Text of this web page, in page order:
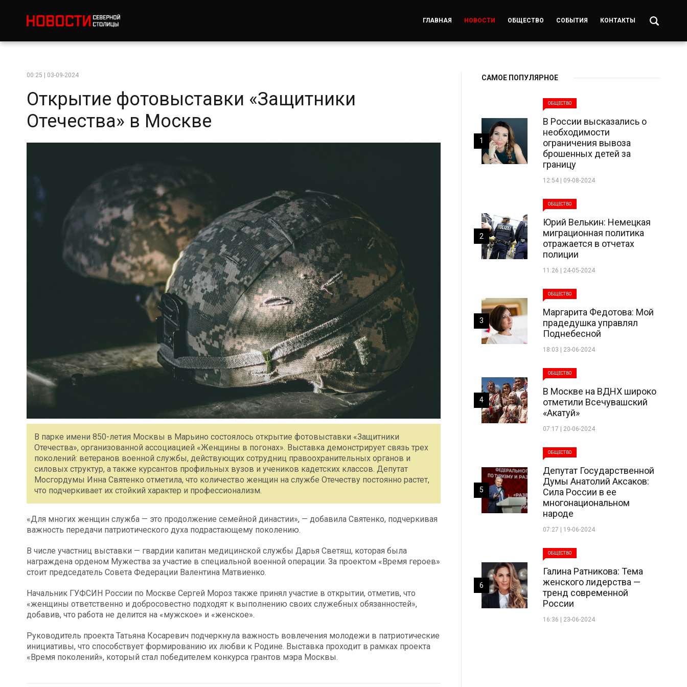
ГЛАВНАЯ НОВОСТИ ОБЩЕСТВО СОБЫТИЯ КОНТАКТЫ
00:25 | 03-09-2024
Открытие фотовыставки «Защитники
Отечества» в Москве
В парке имени 850-летия Москвы в Марьино состоялось открытие фотовыставки «Защитники
Отечества», организованной ассоциацией «Женщины в погонах». Выставка демонстрирует связь трех
поколений: ветеранов военной службы, действующих сотрудниц правоохранительных органов и
силовых структур, а также курсантов профильных вузов и учеников кадетских классов. Депутат
Мосгордумы Инна Святенко отметила, что количество женщин на службе Отечеству постоянно растет,
что подчеркивает их стойкий характер и профессионализм.
«Для многих женщин служба — это продолжение семейной династии», — добавила Святенко, подчеркивая
важность передачи патриотического духа подрастающему поколению.
В числе участниц выставки — гвардии капитан медицинской службы Дарья Светяш, которая была
награждена орденом Мужества за участие в специальной военной операции. За проектом «Время героев»
стоит председатель Совета Федерации Валентина Матвиенко.
Начальник ГУФСИН России по Москве Сергей Мороз также принял участие в открытии, отметив, что
«женщины ответственно и добросовестно подходят к выполнению своих служебных обязанностей»,
добавив, что работа не делится на «мужское» и «женское».
Руководитель проекта Татьяна Косаревич подчеркнула важность вовлечения молодежи в патриотические
инициативы, что способствует формированию их любви к Родине. Выставка проходит в рамках проекта
«Время поколений», который стал победителем конкурса грантов мэра Москвы.
САМОЕ ПОПУЛЯРНОЕ
ОБЩЕСТВО
В России высказались о
необходимости
ограничения вывоза
брошенных детей за
границу
12:54 | 09-08-2024
1
ОБЩЕСТВО
Юрий Велькин: Немецкая
миграционная политика
отражается в отчетах
полиции
11:26 | 24-05-2024
2
ОБЩЕСТВО
Маргарита Федотова: Мой
прадедушка управлял
Поднебесной
18:03 | 23-06-2024
3
ОБЩЕСТВО
В Москве на ВДНХ широко
отметили Всечувашский
«Акатуй»
07:17 | 20-06-2024
4
ОБЩЕСТВО
Депутат Государственной
Думы Анатолий Аксаков:
Сила России в ее
многонациональном
народе
07:27 | 19-06-2024
5
ОБЩЕСТВО
Галина Ратникова: Тема
женского лидерства —
тренд современной
России
16:36 | 23-06-2024
6